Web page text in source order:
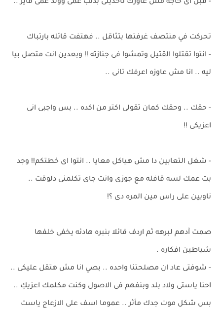
- قبل اى حاجه مش عاوزك تاخدينى بذنب عمى وولد عمى فايز ..
تحركت في منتصف غرفتها بتثاقل .. فهتفت قائله بارتباك
- انتوا تقتلوا القتيل وتمشوا فى جنازته !! وبعدين انت متصل بيا
ليه .. انا مش عاوزه اعرفك تانى ..
- حقك .. وحقك كمان تقولى اكتر من اكده .. بس واجبى انى
اعزيكى !!
- شغل التعابين دا مش هياكل معايا .. انتوا اى خطتكم!! وجد
بت عمك لسه قافله مع جوزى وانت جاى تكلمنى دلوقت ..
ناويين على راس مين المره دى ؟!
صمت آدهم لبرهه ثم اردف قائلا بنبره هادئه يخفى خلفها
شياطين افكاره .
- شوفتى عاد ان مصلحتنا واحده .. بصي انا مش هتقل عليكى ..
احنا ياستى ولاد بلد وبنفهم فى الاصول وكنت مكلمك اعزيكِ ..
بس شكل موت جدك مأثر .. عموما اسف على الازعاج ياست